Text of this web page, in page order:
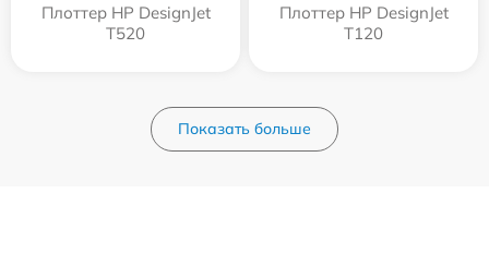
Плоттер HP DesignJet
T520
Плоттер HP DesignJet
T120
Показать больше